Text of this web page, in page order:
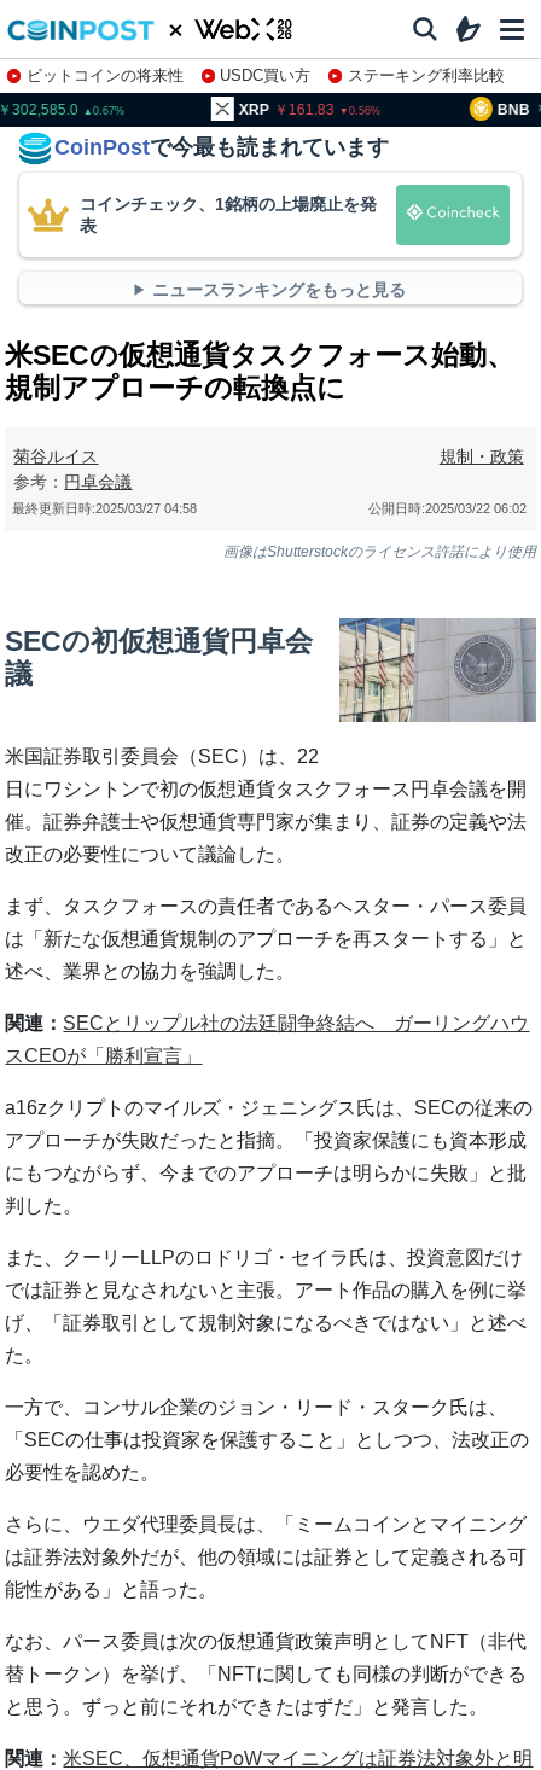
ビットコインの将来性 USDC買い方
ステーキング利率比較
株特集・関連銘柄
0.67 XRP 161.83 0.56 BNB
CoinPostで今最も読まれています
コインチェック、1銘柄の上場廃止を発
表
ニュースランキングをもっと見る
米SECの仮想通貨タスクフォース始動、
規制アプローチの転換点に
菊谷ルイス
参考： 円卓会議
規制・政策
公開日時:2025/03/22 06:02
最終更新日時:2025/03/27 04:58
画像はShutterstockのライセンス許諾により使用
SECの初仮想通貨円卓会
議
米国証券取引委員会（SEC）は、22
日にワシントンで初の仮想通貨タスクフォース円卓会議を開
催。証券弁護士や仮想通貨専門家が集まり、証券の定義や法
改正の必要性について議論した。
まず、タスクフォースの責任者であるヘスター・パース委員
は「新たな仮想通貨規制のアプローチを再スタートする」と
述べ、業界との協力を強調した。
関連： SECとリップル社の法廷闘争終結へ ガーリングハウ
スCEOが「勝利宣言」
a16zクリプトのマイルズ・ジェニングス氏は、SECの従来の
アプローチが失敗だったと指摘。「投資家保護にも資本形成
にもつながらず、今までのアプローチは明らかに失敗」と批
判した。
また、クーリーLLPのロドリゴ・セイラ氏は、投資意図だけ
では証券と見なされないと主張。アート作品の購入を例に挙
げ、「証券取引として規制対象になるべきではない」と述べ
た。
一方で、コンサル企業のジョン・リード・スターク氏は、
「SECの仕事は投資家を保護すること」としつつ、法改正の
必要性を認めた。
さらに、ウエダ代理委員長は、「ミームコインとマイニング
は証券法対象外だが、他の領域には証券として定義される可
能性がある」と語った。
なお、パース委員は次の仮想通貨政策声明としてNFT（非代
替トークン）を挙げ、「NFTに関しても同様の判断ができる
と思う。ずっと前にそれができたはずだ」と発言した。
関連：米SEC、仮想通貨PoWマイニングは証券法対象外と明